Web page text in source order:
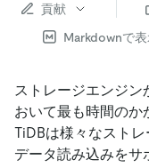
貢献
Markdownで
ストレージエンジン
おいて最も時間のか
TiDBは様々なスト
データ読み込みをサ